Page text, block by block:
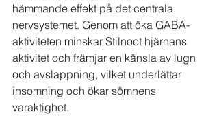
hämmande effekt på det centrala
nervsystemet. Genom att öka GABA-
aktiviteten minskar Stilnoct hjärnans
aktivitet och främjar en känsla av lugn
och avslappning, vilket underlättar
insomning och ökar sömnens
varaktighet.